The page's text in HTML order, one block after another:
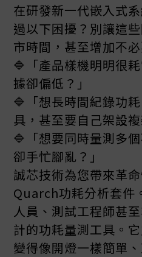
在研發新一代嵌入式
過以下困擾？別讓這
市時間，甚至增加不
🔷「產品樣機明明很
據卻偏低？」
🔷「想長時間紀錄功
具，甚至要自己架設複
🔷「想要同時量測多
卻手忙腳亂？」
誠芯技術為您帶來革
Quarch功耗分析套件
人員、測試工程師甚
計的功耗量測工具。
變得像開燈一樣簡單、